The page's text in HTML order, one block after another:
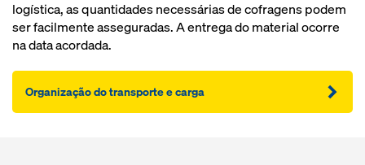
logística, as quantidades necessárias de cofragens podem
ser facilmente asseguradas. A entrega do material ocorre
na data acordada.
Organização do transporte e carga